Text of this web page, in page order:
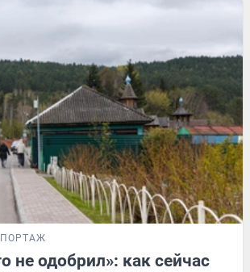
не одобрил»: как сейчас